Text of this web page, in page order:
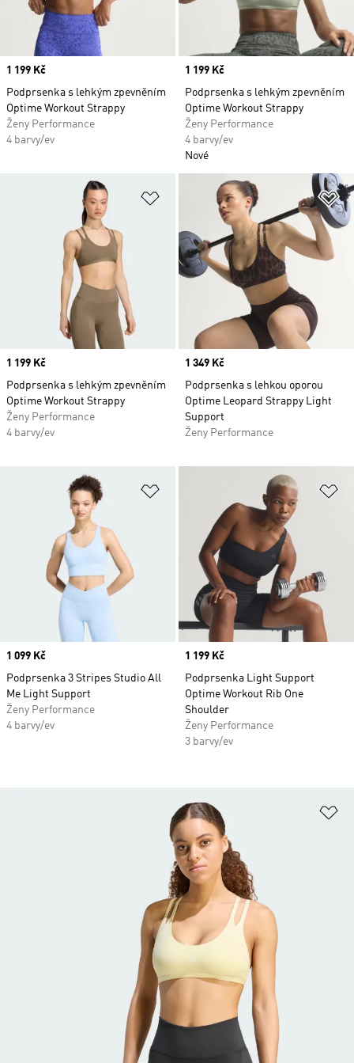
Price
1 199 Kč
Podprsenka s lehkým zpevněním
Optime Workout Strappy
Ženy Performance
4 barvy/ev
Price
1 199 Kč
Podprsenka s lehkým zpevněním
Optime Workout Strappy
Ženy Performance
4 barvy/ev
Nové
Přidat do seznamu přání
Price
1 199 Kč
Podprsenka s lehkým zpevněním
Optime Workout Strappy
Ženy Performance
4 barvy/ev
Price
1 349 Kč
Podprsenka s lehkou oporou
Optime Leopard Strappy Light
Support
Ženy Performance
Přidat do seznamu přání
Price
1 099 Kč
Podprsenka 3 Stripes Studio All
Me Light Support
Ženy Performance
4 barvy/ev
Price
1 199 Kč
Podprsenka Light Support
Optime Workout Rib One
Shoulder
Ženy Performance
3 barvy/ev